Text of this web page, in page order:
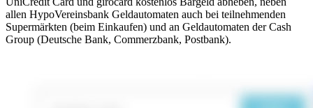
allen HypoVereinsbank Geldautomaten auch bei teilnehmenden
Supermärkten (beim Einkaufen) und an Geldautomaten der Cash
Group (Deutsche Bank, Commerzbank, Postbank).